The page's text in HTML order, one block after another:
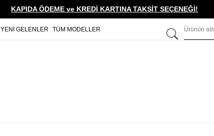
KAPIDA ÖDEME ve KREDİ KARTINA TAKSİT SEÇENEĞİ!
YENİ GELENLER TÜM MODELLER